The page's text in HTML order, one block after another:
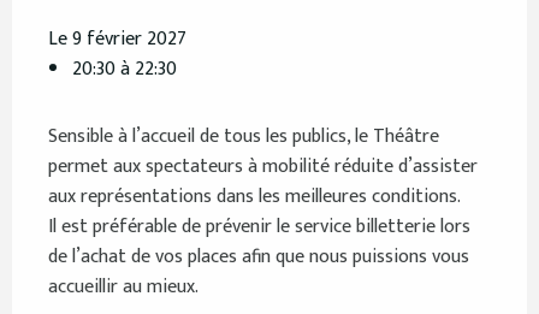
Le 9 février 2027
20:30 à 22:30
Sensible à l’accueil de tous les publics, le Théâtre
permet aux spectateurs à mobilité réduite d’assister
aux représentations dans les meilleures conditions.
Il est préférable de prévenir le service billetterie lors
de l’achat de vos places afin que nous puissions vous
accueillir au mieux.